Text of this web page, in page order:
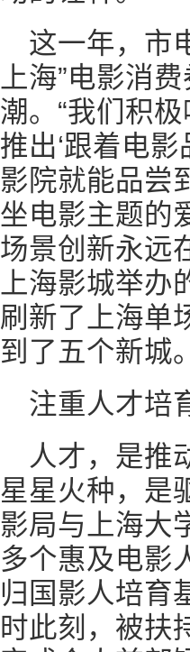
这一年，市
上海”电影消
潮。“我们积
推出‘跟着电影
影院就能品尝
坐电影主题的
场景创新永远
上海影城举
刷新了上海单
到了五个新城
注重人才培
人才，是推
星星火种，是
影局与上海大
多个惠及电影
归国影人培育
时此刻，被扶